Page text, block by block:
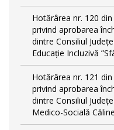
Hotărârea nr. 120
privind aprobarea
dintre Consiliul
Educație Incluzivă
Hotărârea nr. 121
privind aprobarea
dintre Consiliul
Medico-Socială